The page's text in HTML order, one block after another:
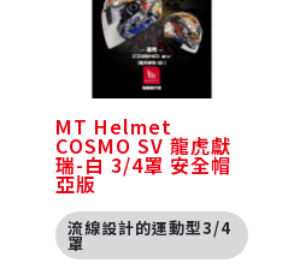
MT Helmet
COSMO SV 龍虎獻
瑞-白 3/4罩 安全帽
亞版
流線設計的運動型3/4
罩